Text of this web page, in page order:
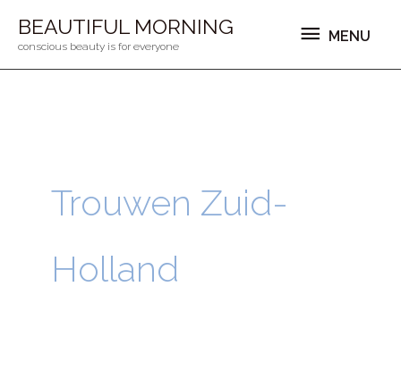
naarBEAUTIFUL MORNING
conscious beauty is for everyone
MENU
MENU
Trouwen Zuid-
Holland